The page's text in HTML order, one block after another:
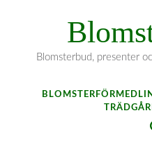
Blomsterbud, presenter